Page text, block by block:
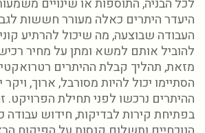
לכל הבניה, התוספות או שינויים
היעדר היתרים כאלה מעורר חששות
העבודה שבוצעה, מה שיכול להרתיע
להוביל אותם למשא ומתן על מחיר
מזאת, תהליך קבלת ההיתרים
הסתיימו יכול להיות מסורבל, ארוך,
ההיתרים נרכשו לפני תחילת הפרויקט.
בפתיחת קירות לבדיקות, חידוש עבודה